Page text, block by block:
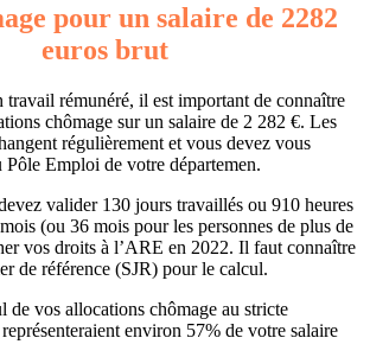
pour un salaire de 2282
euros brut
travail rémunéré, il est important de connaître
chômage sur un salaire de 2 282 €. Les
régulièrement et vous devez vous
Pôle Emploi de votre départemen.
valider 130 jours travaillés ou 910 heures
(ou 36 mois pour les personnes de plus de
vos droits à l’ARE en 2022. Il faut connaître
de référence (SJR) pour le calcul.
de vos allocations chômage au stricte
environ 57% de votre salaire